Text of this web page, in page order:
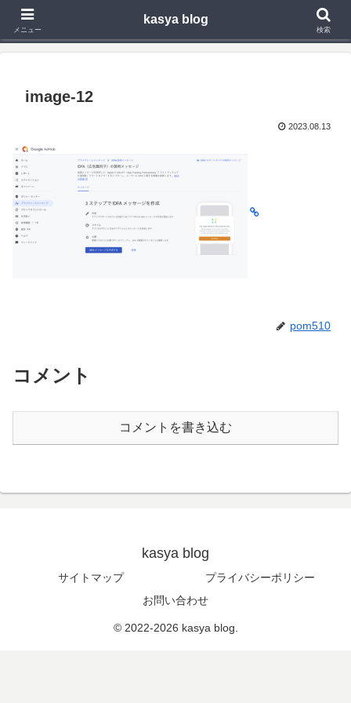
Webアプリ,モバイルアプリの開発や技術検証で得た知見を発信
image-12
2023.08.13
pom510
コメント
コメントを書き込む
kasya blog
サイトマップ
プライバシーポリシー
お問い合わせ
© 2022-2026 kasya blog.
メニュー
kasya blog
検索